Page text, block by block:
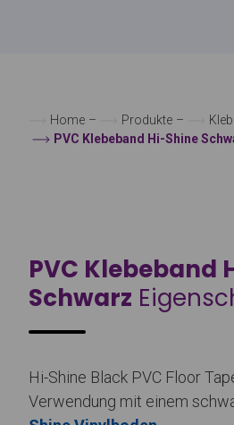
Home – Produkte –
PVC Klebeband Hi-Shine
PVC Klebeband
Schwarz
Hi-Shine Black PVC Floor
Verwendung mit einem